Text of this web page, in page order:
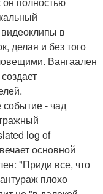
в
делая и без того
Вангаален
событие - чад
log of
основной
"Приди все, что
плохо